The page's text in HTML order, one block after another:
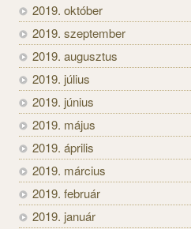
2019. október
2019. szeptember
2019. augusztus
2019. július
2019. június
2019. május
2019. április
2019. március
2019. február
2019. január